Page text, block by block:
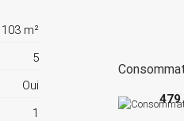
103 m²
5
Oui
1
479